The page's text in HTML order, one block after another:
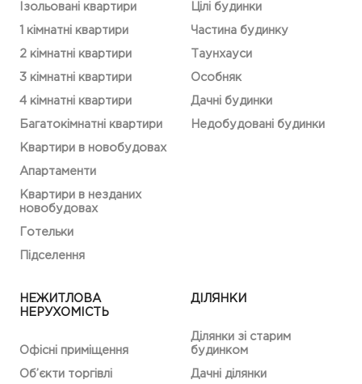
Ізольовані квартири
1 кімнатні квартири
2 кімнатні квартири
3 кімнатні квартири
4 кімнатні квартири
Багатокімнатні квартири
Квартири в новобудовах
Апартаменти
Квартири в незданих
новобудовах
Готельки
Підселення
Цілі будинки
Частина будинку
Таунхауси
Особняк
Дачні будинки
Недобудовані будинки
НЕЖИТЛОВА
НЕРУХОМІСТЬ
Офісні приміщення
Об’єкти торгівлі
ДІЛЯНКИ
Ділянки зі старим
будинком
Дачні ділянки